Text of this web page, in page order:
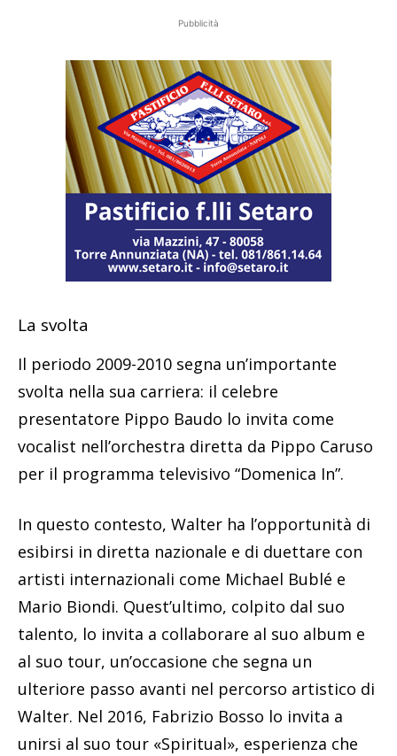
Pubblicità
La svolta
Il periodo 2009-2010 segna un’importante
svolta nella sua carriera: il celebre
presentatore Pippo Baudo lo invita come
vocalist nell’orchestra diretta da Pippo Caruso
per il programma televisivo “Domenica In”.
In questo contesto, Walter ha l’opportunità di
esibirsi in diretta nazionale e di duettare con
artisti internazionali come Michael Bublé e
Mario Biondi. Quest’ultimo, colpito dal suo
talento, lo invita a collaborare al suo album e
al suo tour, un’occasione che segna un
ulteriore passo avanti nel percorso artistico di
Walter. Nel 2016, Fabrizio Bosso lo invita a
unirsi al suo tour «Spiritual», esperienza che